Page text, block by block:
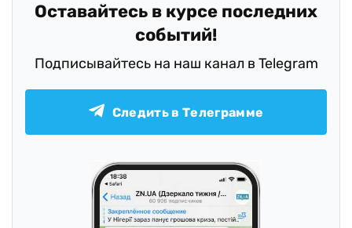
Оставайтесь в курсе последних
событий!
Подписывайтесь на наш канал в Telegram
Следить в Телеграмме